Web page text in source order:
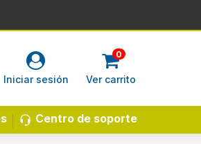
Iniciar sesión
0
Ver carrito
Centro de soporte